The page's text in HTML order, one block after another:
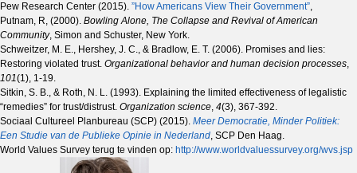
Pew Research Center (2015). ”How Americans View Their Government”,
Putnam, R, (2000). Bowling Alone, The Collapse and Revival of American
Community, Simon and Schuster, New York.
Schweitzer, M. E., Hershey, J. C., & Bradlow, E. T. (2006). Promises and lies:
Restoring violated trust. Organizational behavior and human decision processes,
101(1), 1-19.
Sitkin, S. B., & Roth, N. L. (1993). Explaining the limited effectiveness of legalistic
“remedies” for trust/distrust. Organization science, 4(3), 367-392.
Sociaal Cultureel Planbureau (SCP) (2015). Meer Democratie, Minder Politiek:
Een Studie van de Publieke Opinie in Nederland, SCP Den Haag.
World Values Survey terug te vinden op: http://www.worldvaluessurvey.org/wvs.jsp